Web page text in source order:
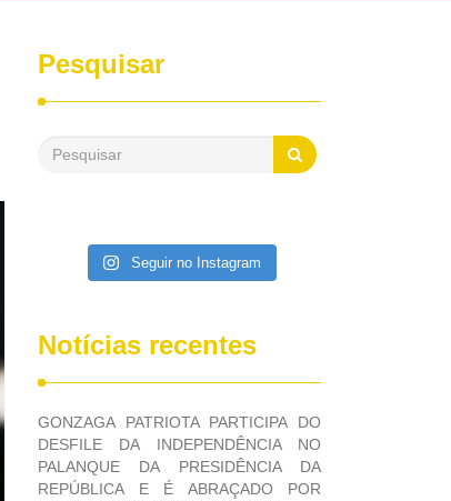
Pesquisar
Seguir no Instagram
Notícias recentes
GONZAGA PATRIOTA PARTICIPA DO
DESFILE DA INDEPENDÊNCIA NO
PALANQUE DA PRESIDÊNCIA DA
REPÚBLICA E É ABRAÇADO POR